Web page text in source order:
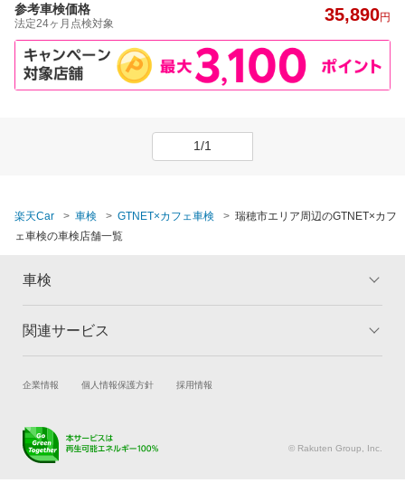
参考車検価格
法定24ヶ月点検対象 35,890円
1/1
楽天Car 車検 GTNET×カフェ車検
瑞穂市エリア周辺のGTNET×カフ
ェ車検の車検店舗一覧
車検
トップ
車検の基礎知識 キャンペーン一覧
関連サービス
試乗・商談 新車購入
キズ修理予約
メンテナンス管理
企業情報 個人情報保護方針 採用情報
© Rakuten Group, Inc.